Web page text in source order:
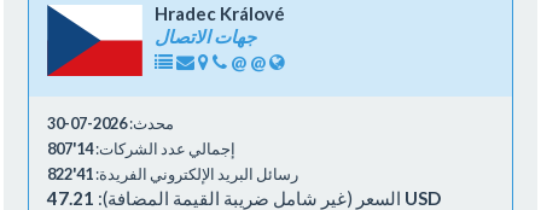
Hradec Králové
جهات الاتصال
@ @
محدث:2026-07-30
إجمالي عدد الشركات:14'807
رسائل البريد الإلكتروني الفريدة:41'822
السعر (غير شامل ضريبة القيمة المضافة): 47.21 USD